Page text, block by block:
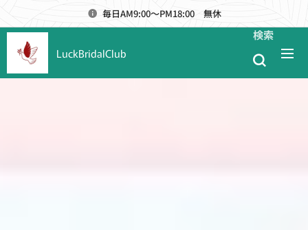
毎日AM9:00～PM18:00 無休
LuckBridalClub
検索